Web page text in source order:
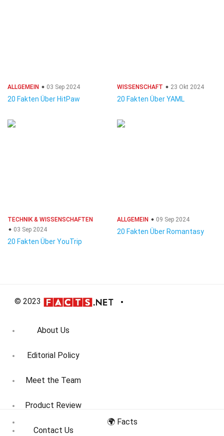
ALLGEMEIN 03 Sep 2024
20 Fakten Über HitPaw
WISSENSCHAFT 23 Okt 2024
20 Fakten Über YAML
TECHNIK & WISSENSCHAFTEN
03 Sep 2024
20 Fakten Über YouTrip
ALLGEMEIN 09 Sep 2024
20 Fakten Über Romantasy
© 2023
About Us
Editorial Policy
Meet the Team
Product Review
Contact Us
🌍 Facts